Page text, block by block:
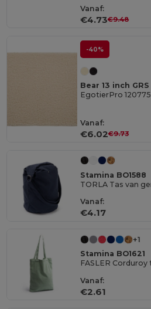
Vanaf:
€4.73€9.48
-40%
EgotierPro 120775
Vanaf:
€6.02€9.73
Stamina BO1588
Vanaf:
€4.17
+1
Stamina BO1621
Vanaf:
€2.61